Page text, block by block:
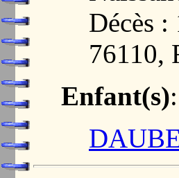
Décès
76110,
Enfant(s):